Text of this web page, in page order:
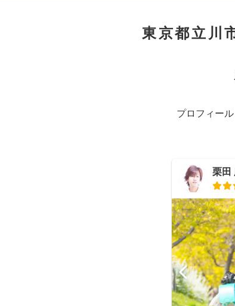
東京都立川
プロフィー
栗田